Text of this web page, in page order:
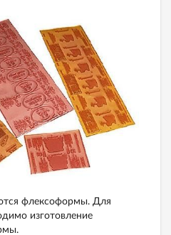
флексоформы. Для
изготовление